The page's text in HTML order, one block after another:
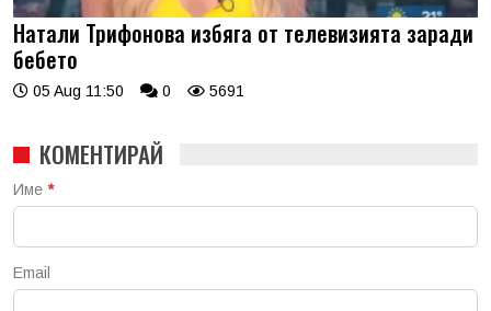
Натали Трифонова избяга от телевизията заради
бебето
05 Aug 11:50 0 5691
КОМЕНТИРАЙ
Име *
Email